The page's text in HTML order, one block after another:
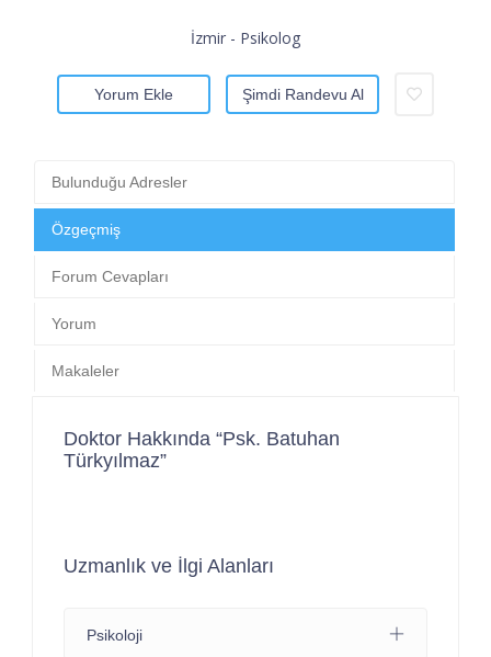
İzmir - Psikolog
Yorum Ekle Şimdi Randevu Al
Bulunduğu Adresler
Özgeçmiş
Forum Cevapları
Yorum
Makaleler
Doktor Hakkında “Psk. Batuhan
Türkyılmaz”
Uzmanlık ve İlgi Alanları
Psikoloji